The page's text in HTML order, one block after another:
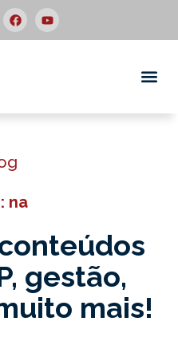
na
gestão,
mais!